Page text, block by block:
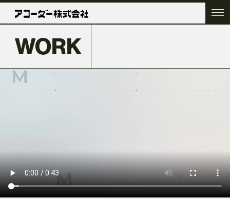
TOP
WORK
WORK